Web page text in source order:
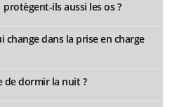
protègent-ils aussi les os ?
change dans la prise en charge
de dormir la nuit ?